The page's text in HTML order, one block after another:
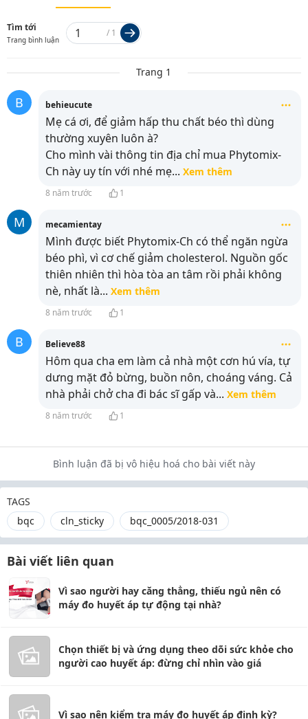
Tìm tới
Trang bình luận
/ 1
Trang 1
B behieucute
Mẹ cá ơi, để giảm hấp thu chất béo thì dùng
thường xuyên luôn à?
Cho mình vài thông tin địa chỉ mua Phytomix-
Ch này uy tín với nhé mẹ... Xem thêm
8 năm trước 1
M mecamientay
Mình được biết Phytomix-Ch có thể ngăn ngừa
béo phì, vì cơ chế giảm cholesterol. Nguồn gốc
thiên nhiên thì hòa tòa an tâm rồi phải không
nè, nhất là... Xem thêm
8 năm trước 1
B Believe88
Hôm qua cha em làm cả nhà một cơn hú vía, tự
dưng mặt đỏ bừng, buồn nôn, choáng váng. Cả
nhà phải chở cha đi bác sĩ gấp và... Xem thêm
8 năm trước 1
Bình luận đã bị vô hiệu hoá cho bài viết này
TAGS
bqc
cln_sticky bqc_0005/2018-031
Bài viết liên quan
Vì sao người hay căng thẳng, thiếu ngủ nên có
máy đo huyết áp tự động tại nhà?
Chọn thiết bị và ứng dụng theo dõi sức khỏe cho
người cao huyết áp: đừng chỉ nhìn vào giá
Vì sao nên kiểm tra máy đo huyết áp định kỳ?